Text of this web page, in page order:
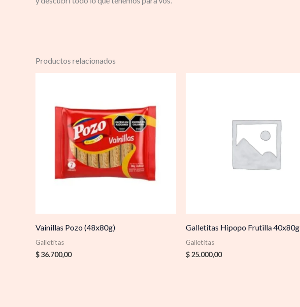
Productos relacionados
Vainillas Pozo (48x80g)
Galletitas
$36.700,00
Galletitas Hipopo Frutilla 40x80g
Galletitas
$ 25.000,00